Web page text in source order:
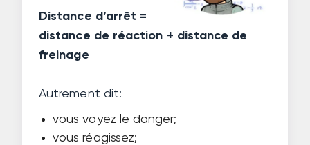
Distance d’arrêt =
distance de réaction + distance de
freinage
Autrement dit:
vous voyez le danger;
vous réagissez;